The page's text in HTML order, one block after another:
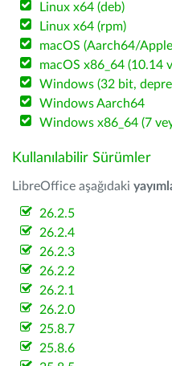
Linux x64 (deb)
Linux x64 (rpm)
macOS (Aarch64/
macOS x86_64 (10.14
Windows (32 bit,
Windows Aarch64
Windows x86_64 (7
Kullanılabilir Sürümler
LibreOffice aşağıdaki
26.2.5
26.2.4
26.2.3
26.2.2
26.2.1
26.2.0
25.8.7
25.8.6